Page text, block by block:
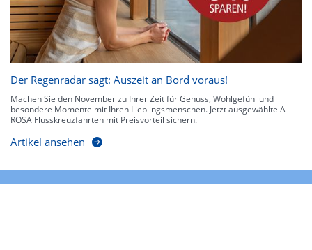
Der Regenradar sagt: Auszeit an Bord voraus!
Machen Sie den November zu Ihrer Zeit für Genuss, Wohlgefühl und
besondere Momente mit Ihren Lieblingsmenschen. Jetzt ausgewählte A-
ROSA Flusskreuzfahrten mit Preisvorteil sichern.
Artikel ansehen